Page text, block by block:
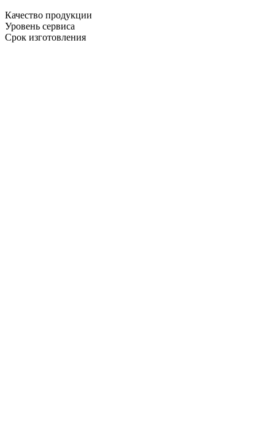
Качество продукции
Уровень сервиса
Срок изготовления